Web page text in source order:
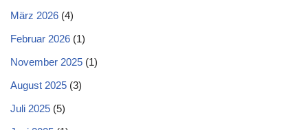
März 2026 (4)
Februar 2026 (1)
November 2025 (1)
August 2025 (3)
Juli 2025 (5)